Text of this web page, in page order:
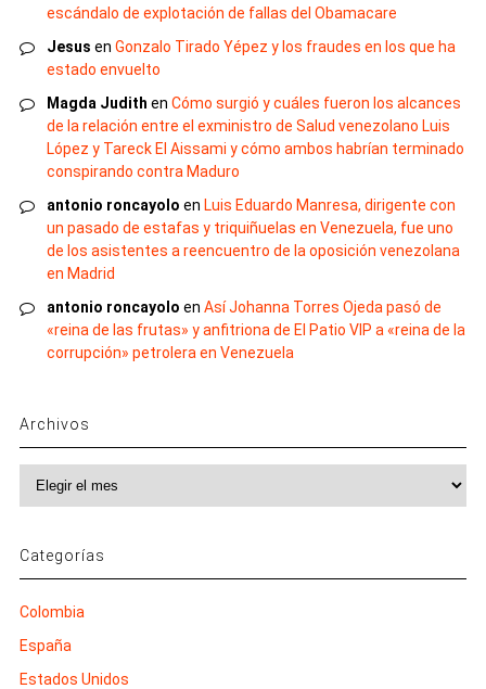
escándalo de explotación de fallas del Obamacare
Jesus en Gonzalo Tirado Yépez y los fraudes en los que ha
estado envuelto
Magda Judith en Cómo surgió y cuáles fueron los alcances
de la relación entre el exministro de Salud venezolano Luis
López y Tareck El Aissami y cómo ambos habrían terminado
conspirando contra Maduro
antonio roncayolo en Luis Eduardo Manresa, dirigente con
un pasado de estafas y triquiñuelas en Venezuela, fue uno
de los asistentes a reencuentro de la oposición venezolana
en Madrid
antonio roncayolo en Así Johanna Torres Ojeda pasó de
«reina de las frutas» y anfitriona de El Patio VIP a «reina de la
corrupción» petrolera en Venezuela
Archivos
Categorías
Colombia
España
Estados Unidos